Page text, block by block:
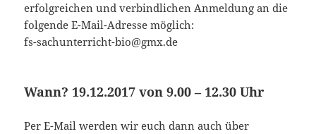
erfolgreichen und verbindlichen Anmeldung an die
folgende E-Mail-Adresse möglich:
fs-sachunterricht-bio@gmx.de
Wann? 19.12.2017 von 9.00 – 12.30 Uhr
Per E-Mail werden wir euch dann auch über